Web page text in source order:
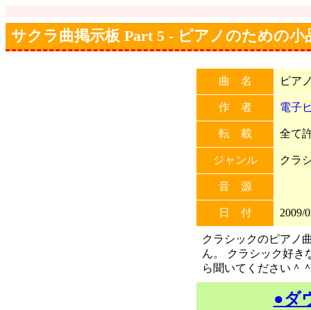
サクラ曲掲示板 Part 5 - ピアノのための小
曲 名 ピア
作 者 電子
転 載 全て
ジャンル クラ
音 源
日 付 2009/
クラシックのピアノ
ん。 クラシック好き
ら聞いてください＾
●ダ